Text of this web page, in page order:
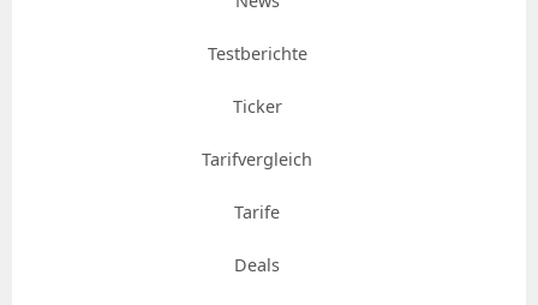
Testberichte
Ticker
Tarifvergleich
Tarife
Deals